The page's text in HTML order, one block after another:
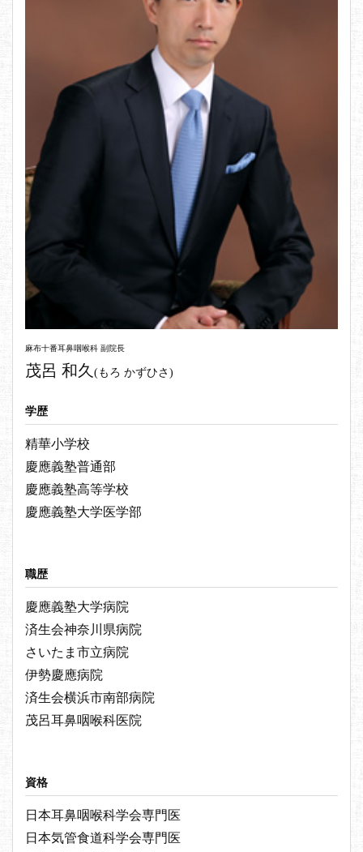
麻布十番耳鼻咽喉科 副院長
茂呂 和久 (もろ かずひさ)
学歴
精華小学校
慶應義塾普通部
慶應義塾高等学校
慶應義塾大学医学部
職歴
慶應義塾大学病院
済生会神奈川県病院
さいたま市立病院
伊勢慶應病院
済生会横浜市南部病院
茂呂耳鼻咽喉科医院
資格
日本耳鼻咽喉科学会専門医
日本気管食道科学会専門医